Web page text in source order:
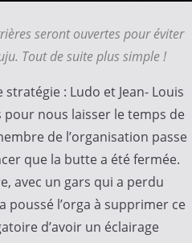
seront ouvertes pour éviter
Tout de suite plus simple !
: Ludo et Jean- Louis
nous laisser le temps de
de l’organisation passe
que la butte a été fermée.
avec un gars qui a perdu
poussé l’orga à supprimer ce
d’avoir un éclairage